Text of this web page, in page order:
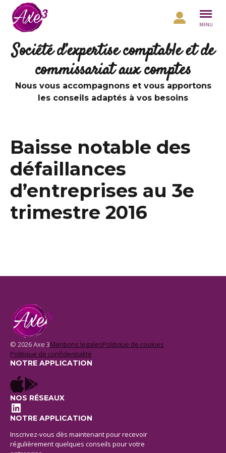
Aller au contenu
MENU
Société d’expertise comptable et de
commissariat aux comptes
Nous vous accompagnons et vous apportons
les conseils adaptés à vos besoins
Baisse notable des
défaillances
d’entreprises au 3e
trimestre 2016
© 2026 Axe 3Mentions legalesPolitique de cookies
Politique de confidentialité
NOTRE APPLICATION
NOS RÉSEAUX
LinkedIn
NOTRE APPLICATION
Inscrivez-vous dès maintenant pour recevoir
régulièrement quelques conseils pour votre